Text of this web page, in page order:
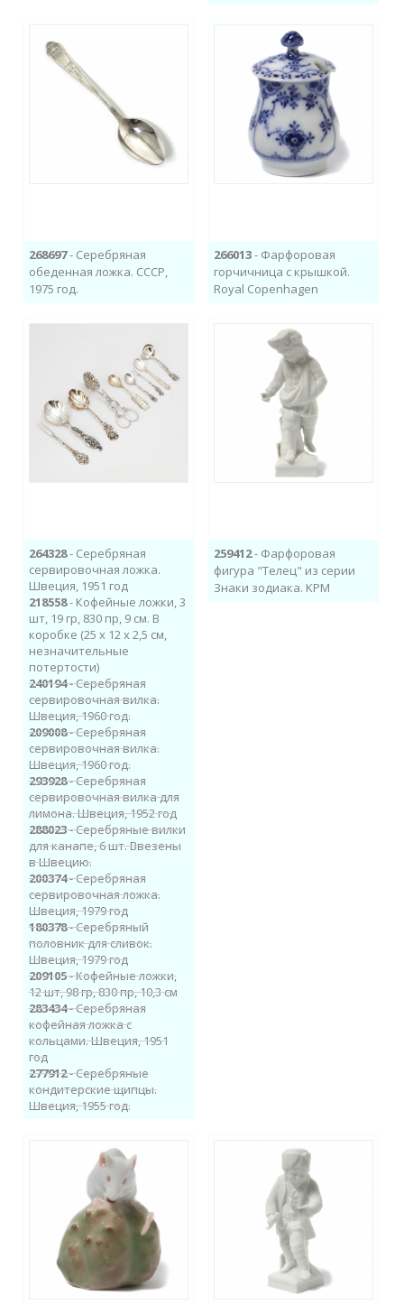
268697- Серебряная
обеденная ложка. СССР,
1975 год.
266013- Фарфоровая
горчичница с крышкой.
Royal Copenhagen
264328- Серебряная
сервировочная ложка.
Швеция, 1951 год
218558- Кофейные ложки, 3
шт, 19 гр, 830 пр, 9 см. В
коробке (25 х 12 х 2,5 см,
незначительные
потертости)
240194- Серебряная
сервировочная вилка.
Швеция, 1960 год.
209008- Серебряная
сервировочная вилка.
Швеция, 1960 год.
293928- Серебряная
сервировочная вилка для
лимона. Швеция, 1952 год
288023- Серебряные вилки
для канапе, 6 шт. Ввезены
в Швецию.
200374- Серебряная
сервировочная ложка.
Швеция, 1979 год
180378- Серебряный
половник для сливок.
Швеция, 1979 год
209105- Кофейные ложки,
12 шт, 98 гр, 830 пр, 10,3 см
283434- Серебряная
кофейная ложка с
кольцами. Швеция, 1951
год
277912- Серебряные
кондитерские щипцы.
Швеция, 1955 год.
259412- Фарфоровая
фигура "Телец" из серии
Знаки зодиака. KPM